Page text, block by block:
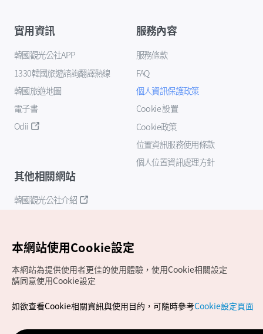
實用資訊
韓國觀光公社APP
1330韓國旅遊諮詢翻譯熱線
韓國旅遊地圖
電子書
Odii
服務內容
服務條款
FAQ
個人資訊保護政策
Cookie 設置
Cookie政策
位置資訊服務使用條款
個人位置資訊處理方針
其他相關網站
韓國觀光公社介紹
Copyrights (c) 韓國觀光公社版權所有
如有相關疑問或建議，歡迎來信至官方信箱
本網站使用Cookie設定
本網站為提供使用者更佳的使用體驗，使用Cookie相關設定
請同意使用Cookie設定
如欲查看Cookie相關資訊與使用目的，可隨時參考Cookie設定頁面